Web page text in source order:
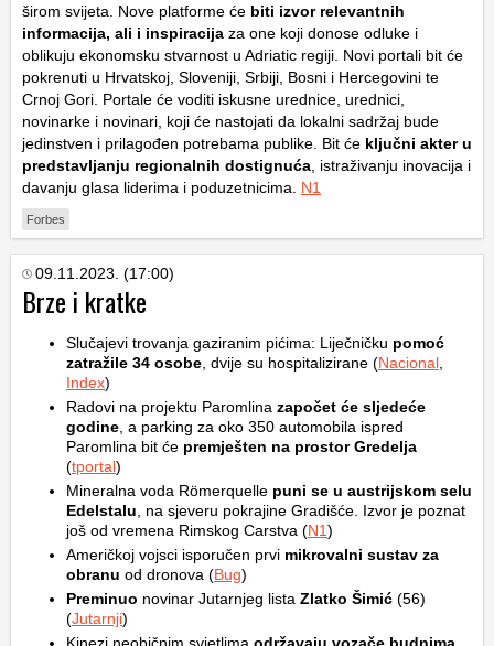
širom svijeta. Nove platforme će biti izvor relevantnih
informacija, ali i inspiracija za one koji donose odluke i
oblikuju ekonomsku stvarnost u Adriatic regiji. Novi portali bit će
pokrenuti u Hrvatskoj, Sloveniji, Srbiji, Bosni i Hercegovini te
Crnoj Gori. Portale će voditi iskusne urednice, urednici,
novinarke i novinari, koji će nastojati da lokalni sadržaj bude
jedinstven i prilagođen potrebama publike. Bit će ključni akter u
predstavljanju regionalnih dostignuća , istraživanju inovacija i
davanju glasa liderima i poduzetnicima. N1
Forbes
09.11.2023. (17:00)
Brze i kratke
Slučajevi trovanja gaziranim pićima: Liječničku pomoć
zatražile 34 osobe , dvije su hospitalizirane (Nacional
Index)
Radovi na projektu Paromlina započet će sljedeće
godine , a parking za oko 350 automobila ispred
Paromlina bit će premješten na prostor Gredelja
(tportal)
Mineralna voda Römerquelle puni se u austrijskom selu
Edelstalu , na sjeveru pokrajine Gradišće. Izvor je poznat
još od vremena Rimskog Carstva (N1)
Američkoj vojsci isporučen prvi mikrovalni sustav za
obranu od dronova (Bug)
Preminuo novinar Jutarnjeg lista Zlatko Šimić (56)
(Jutarnji)
Kinezi neobičnim svjetlima održavaju vozače budnima